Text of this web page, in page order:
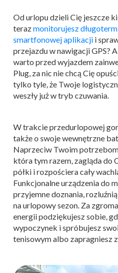
Od urlopu dzieli Cię jeszcze
terazmonitorujesz
smartfonowej aplikacji i
przejazdu w nawigacji GPS?
warto przed wyjazdem
Plug, za nic nie chcą Cię
tylko tyle, że Twoje
weszły już w tryb czuwania.
W trakcie przedurlopowej
także o swoje wewnętrzne
Naprzeciw Twoim
która tym razem, zagląda do
półki i rozpościera cały
Funkcjonalne urządzenia do
przyjemne doznania,
na urlopowy sezon. Za
energii podziękujesz sobie,
wypoczynek i spróbujesz
tenisowym albo zapragniesz